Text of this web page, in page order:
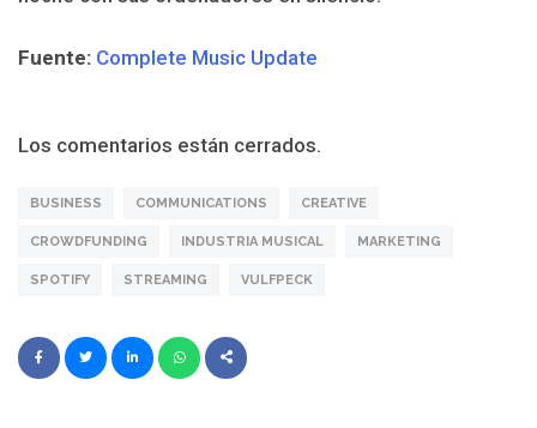
Fuente: Complete Music Update
Los comentarios están cerrados.
BUSINESS COMMUNICATIONS CREATIVE
CROWDFUNDING INDUSTRIA MUSICAL MARKETING
SPOTIFY STREAMING VULFPECK